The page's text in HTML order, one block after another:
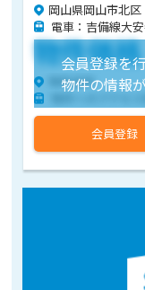
岡山県岡山市北区
電車：吉備線大
会員登録を
物件の情報
物件価格
物件住所
会員登録